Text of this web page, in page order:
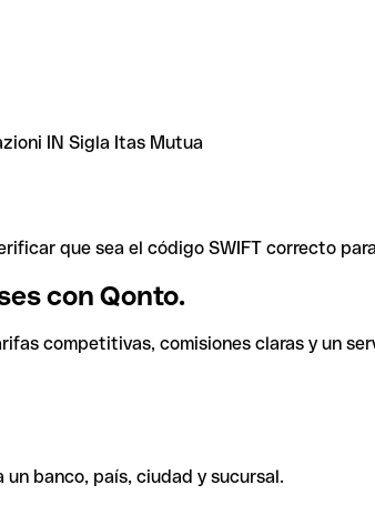
IN Sigla Itas Mutua
que sea el código SWIFT correcto
con Qonto.
competitivas, comisiones claras y un
banco, país, ciudad y sucursal.